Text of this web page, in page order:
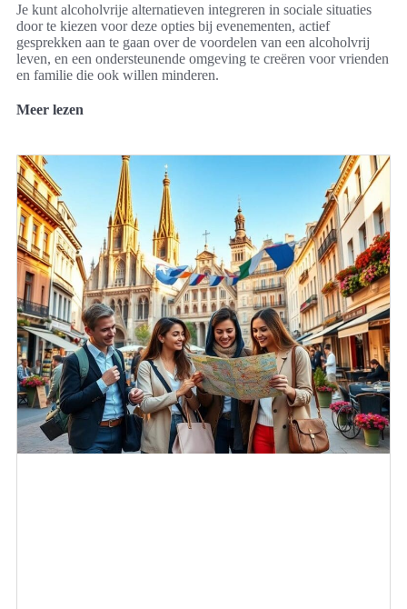
Je kunt alcoholvrije alternatieven integreren in sociale situaties
door te kiezen voor deze opties bij evenementen, actief
gesprekken aan te gaan over de voordelen van een alcoholvrij
leven, en een ondersteunende omgeving te creëren voor vrienden
en familie die ook willen minderen.
Meer lezen